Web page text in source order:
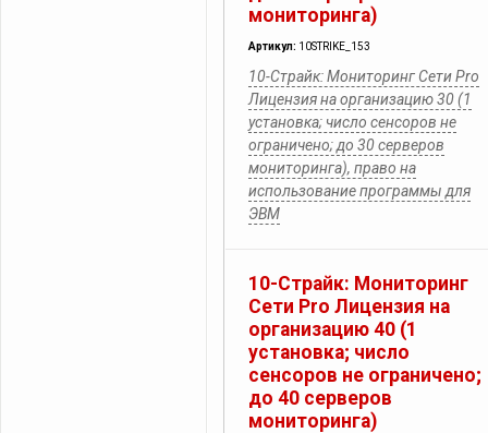
мониторинга)
Артикул: 10STRIKE_153
10-Страйк: Мониторинг Сети Pro
Лицензия на организацию 30 (1
установка; число сенсоров не
ограничено; до 30 серверов
мониторинга), право на
использование программы для
ЭВМ
10-Страйк: Мониторинг
Сети Pro Лицензия на
организацию 40 (1
установка; число
сенсоров не ограничено;
до 40 серверов
мониторинга)